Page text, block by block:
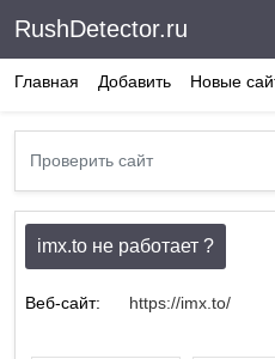
RushDetector.ru
Главная Добавить Новые
imx.to не работает ?
Веб-сайт: https://imx.to/